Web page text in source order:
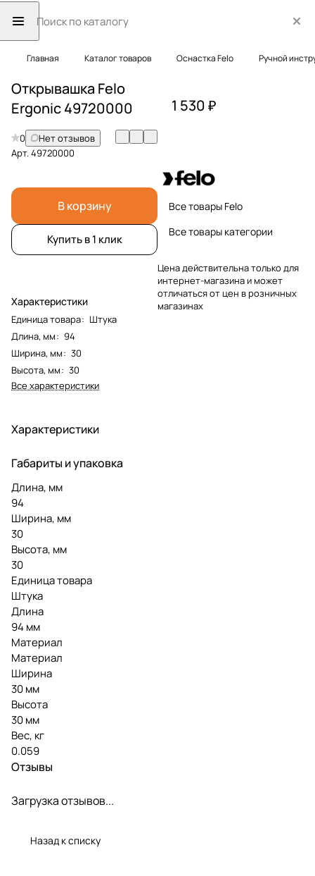
Главная Каталог товаров Оснастка Felo Ручной
Открывашка Felo
Ergonic 49720000
0
Нет отзывов
Арт.49720000
В корзину
Купить в 1 клик
Характеристики
Единица товара: Штука
Длина, мм: 94
Ширина, мм: 30
Высота, мм: 30
Все характеристики
1 530 ₽
Все товары Felo
Все товары категории
Цена действительна только для
интернет-магазина и может
отличаться от цен в розничных
магазинах
Характеристики
Габариты и упаковка
Длина, мм
94
Ширина, мм
30
Высота, мм
30
Единица товара
Штука
Длина
94 мм
Материал
Материал
Ширина
30 мм
Высота
30 мм
Вес, кг
0.059
Отзывы
Загрузка отзывов...
Назад к списку